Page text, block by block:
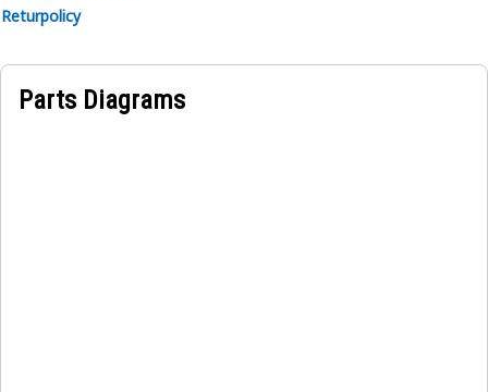
Returpolicy
Parts Diagrams